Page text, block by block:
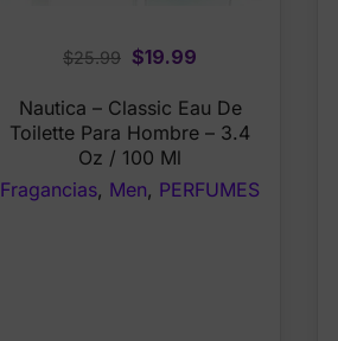
$25.99 Original
was:
$25.99.
$19.99
is:
$19.99.
Nautica – Classic Eau De
Toilette Para Hombre – 3.4
Oz / 100 Ml
Fragancias, Men, PERFUMES